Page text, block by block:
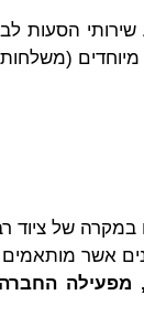
הסעות
במקרה של ציוד
אשר